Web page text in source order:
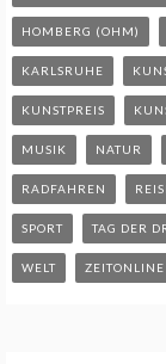
HOMBERG (OHM)
KARLSRUHE
KUNSTPREIS
MUSIK NATUR
RADFAHREN
SPORT TAG DER
WELT ZEITONLINE